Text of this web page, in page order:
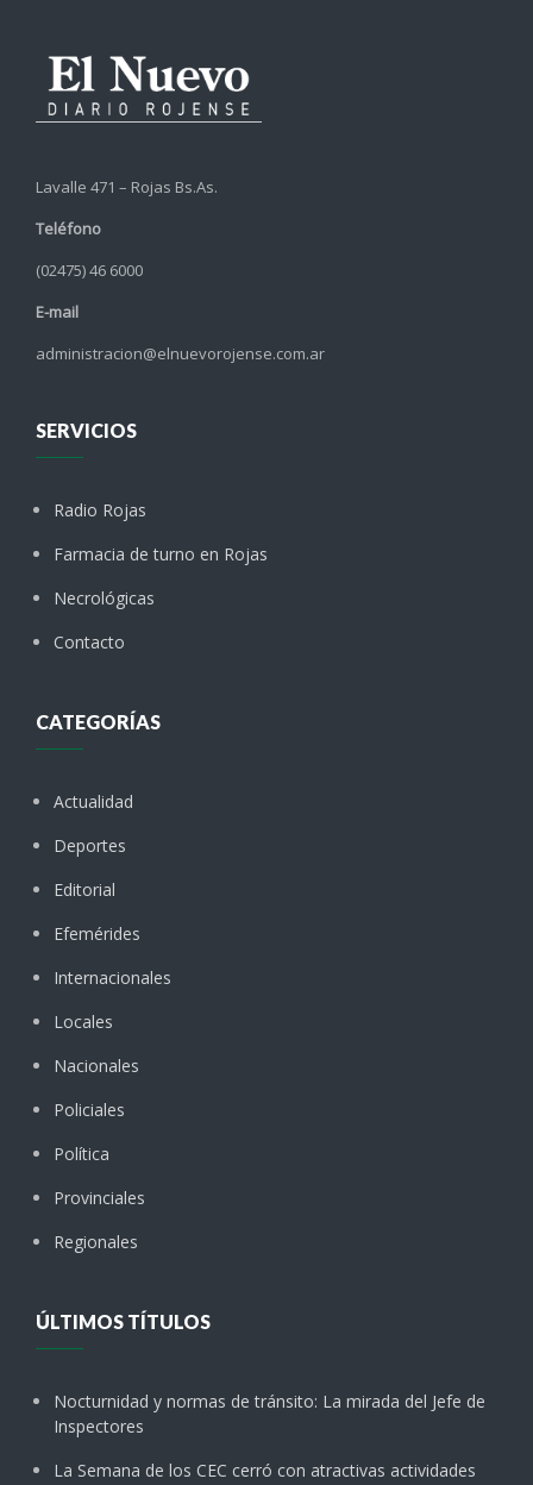
Lavalle 471 – Rojas Bs.As.
Teléfono
(02475) 46 6000
E-mail
administracion@elnuevorojense.com.ar
SERVICIOS
Radio Rojas
Farmacia de turno en Rojas
Necrológicas
Contacto
CATEGORÍAS
Actualidad
Deportes
Editorial
Efemérides
Internacionales
Locales
Nacionales
Policiales
Política
Provinciales
Regionales
ÚLTIMOS TÍTULOS
Nocturnidad y normas de tránsito: La mirada del Jefe de
Inspectores
La Semana de los CEC cerró con atractivas actividades